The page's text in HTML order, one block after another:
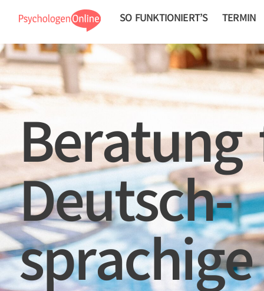
SO FUNKTIONIERT’S TERMIN
Beratung
Deutsch­